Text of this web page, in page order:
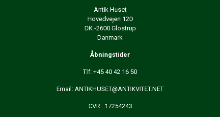
Antik Huset
Hovedvejen 120
DK -2600 Glostrup
Danmark
Åbningstider
Tlf: +45 40 42 16 50
Email: ANTIKHUSET@ANTIKVITET.NET
CVR : 17254243